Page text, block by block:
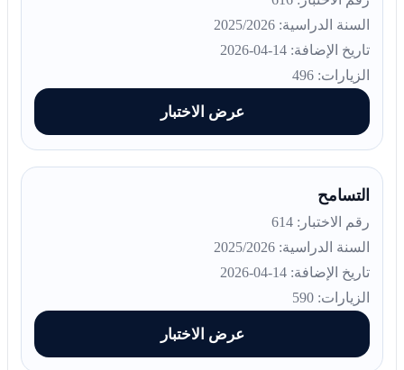
السنة الدراسية: 2025/2026
تاريخ الإضافة: 14-04-2026
الزيارات: 496
عرض الاختبار
التسامح
رقم الاختبار: 614
السنة الدراسية: 2025/2026
تاريخ الإضافة: 14-04-2026
الزيارات: 590
عرض الاختبار